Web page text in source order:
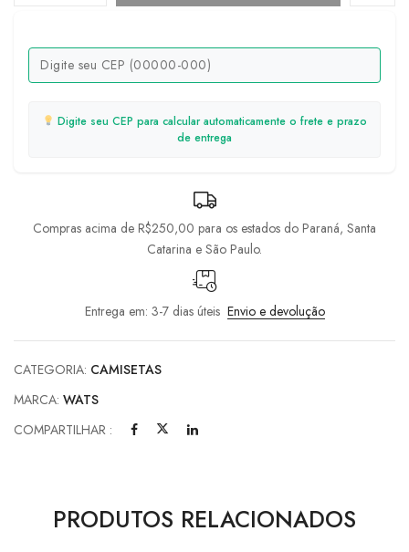
Digite seu CEP para calcular automaticamente o frete e prazo
de entrega
Compras acima de R$250,00 para os estados do Paraná, Santa
Catarina e São Paulo.
Entrega em: 3-7 dias úteis Envio e devolução
CATEGORIA: CAMISETAS
MARCA: WATS
COMPARTILHAR :
PRODUTOS RELACIONADOS